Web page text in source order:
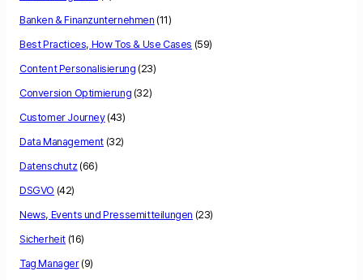
Banken & Finanzunternehmen (11)
Best Practices, How Tos & Use Cases (59)
Content Personalisierung (23)
Conversion Optimierung (32)
Customer Journey(43)
Data Management (32)
Datenschutz(66)
DSGVO (42)
News, Events und Pressemitteilungen (23)
Sicherheit (16)
Tag Manager(9)